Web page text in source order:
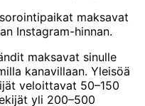
maksavat
Instagram-hinnan.
maksavat sinulle
kanavillaan. Yleisöä
veloittavat 50–150
yli 200–500